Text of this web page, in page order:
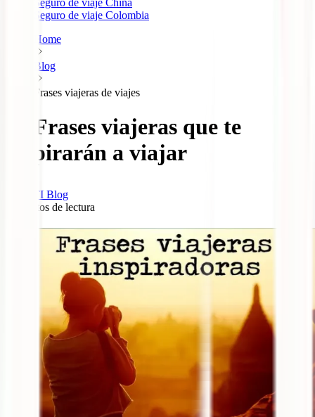
Seguro de viaje Colombia
Home
Blog
Frases viajeras de viajes
35 Frases viajeras que te
inspirarán a viajar
IATI Blog
minutos de lectura